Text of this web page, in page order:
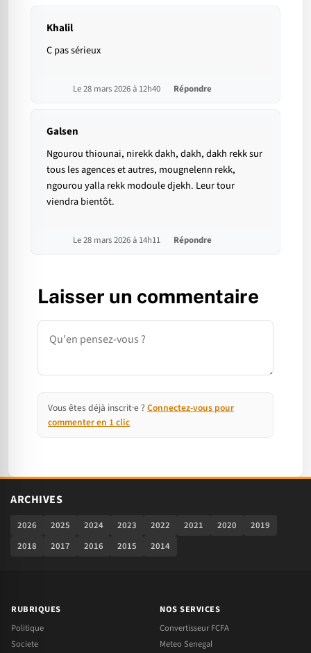
Khalil
C pas sérieux
Le 28 mars 2026 à 12h40 Répondre
Galsen
Ngourou thiounai, nirekk dakh, dakh, dakh rekk sur
tous les agences et autres, mougnelenn rekk,
ngourou yalla rekk modoule djekh. Leur tour
viendra bientôt.
Le 28 mars 2026 à 14h11 Répondre
Laisser un commentaire
Commentaire
Vous êtes déjà inscrit·e ? Connectez-vous pour
commenter en 1 clic
ARCHIVES
2026 2025 2024 2023 2022 2021 2020
2019
2018
2017 2016 2015 2014
RUBRIQUES
Politique
Societe
NOS SERVICES
Convertisseur FCFA
Meteo Senegal